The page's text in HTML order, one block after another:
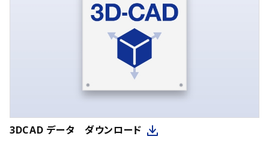
3DCAD データ ダウンロード